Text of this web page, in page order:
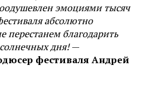
эмоциями тысяч
абсолютно
перестанем благодарить
дня!—
фестиваля Андрей